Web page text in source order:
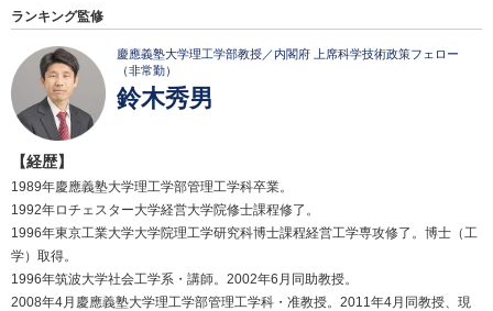
ランキング監修
慶應義塾大学理工学部教授／内閣府 上席科学技術政策フェロー
（非常勤）
鈴木秀男
【経歴】
1989年慶應義塾大学理工学部管理工学科卒業。
1992年ロチェスター大学経営大学院修士課程修了。
1996年東京工業大学大学院理工学研究科博士課程経営工学専攻修了。博士（工
学）取得。
1996年筑波大学社会工学系・講師。2002年6月同助教授。
2008年4月慶應義塾大学理工学部管理工学科・准教授。2011年4月同教授、現